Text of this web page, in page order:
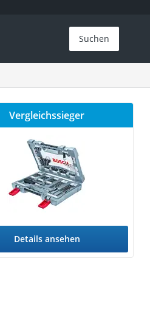
Suchen
Vergleichssieger
Details ansehen